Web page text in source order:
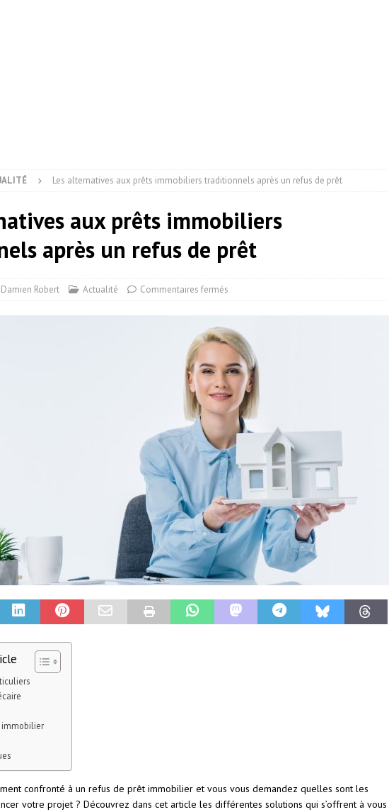
Les alternatives aux prêts immobiliers traditionnels après un refus de prêt
aux prêts immobiliers
après un refus de prêt
Damien Robert Actualité Commentaires fermés
immobilier
confronté à un refus de prêt immobilier et vous vous demandez quelles sont les
votre projet ? Découvrez dans cet article les différentes solutions qui s’offrent à vous